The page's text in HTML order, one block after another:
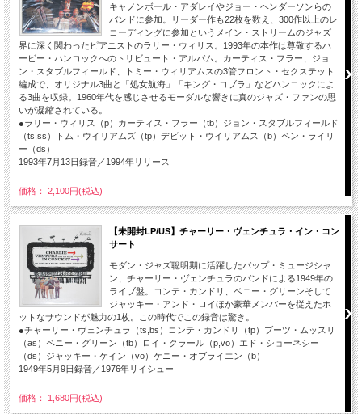
キャノンボール・アダレイやジョー・ヘンダーソンらの
バンドに参加。リーダー作も22枚を数え、300作以上のレ
コーディングに参加というメイン・ストリームのジャズ
界に深く関わったピアニストのラリー・ウィリス。1993年の本作は尊敬するハ
ービー・ハンコックへのトリビュート・アルバム。カーティス・フラー、ジョ
ン・スタブルフィールド、トミー・ウィリアムスの3管フロント・セクステット
編成で、オリジナル3曲と「処女航海」「キング・コブラ」などハンコックによ
る3曲を収録。1960年代を感じさせるモーダルな響きに真のジャズ・ファンの思
いが凝縮されている。
●ラリー・ウィリス（p）カーティス・フラー（tb）ジョン・スタブルフィールド
（ts,ss）トム・ウイリアムズ（tp）デビット・ウイリアムス（b）ベン・ライリ
ー（ds）
1993年7月13日録音／1994年リリース
価格： 2,100円(税込)
【未開封LP/US】チャーリー・ヴェンチュラ・イン・コン
サート
モダン・ジャズ聡明期に活躍したバップ・ミュージシャ
ン、チャーリー・ヴェンチュラのバンドによる1949年の
ライブ盤。コンテ・カンドリ、ベニー・グリーンそして
ジャッキー・アンド・ロイほか豪華メンバーを従えたホ
ットなサウンドが魅力の1枚。この時代でこの録音は驚き。
●チャーリー・ヴェンチュラ（ts,bs）コンテ・カンドリ（tp）ブーツ・ムッスリ
（as）ベニー・グリーン（tb）ロイ・クラール（p,vo）エド・ショーネシー
（ds）ジャッキー・ケイン（vo）ケニー・オブライエン（b）
1949年5月9日録音／1976年リイシュー
価格： 1,680円(税込)